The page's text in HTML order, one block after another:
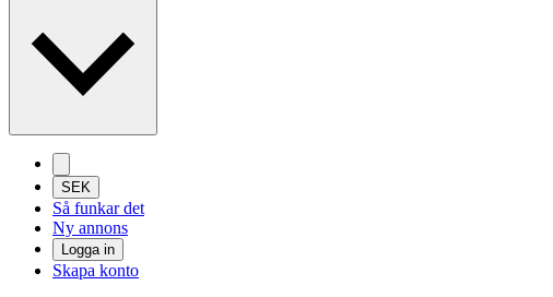
SEK
Så funkar det
Ny annons
Logga in
Skapa konto